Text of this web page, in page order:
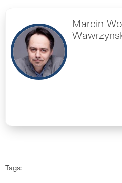
Marcin
Tags: